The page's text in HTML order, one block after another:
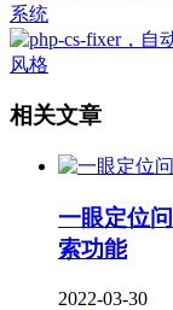
系统
风格
相关文章
一眼定位
索功能
2022-03-30